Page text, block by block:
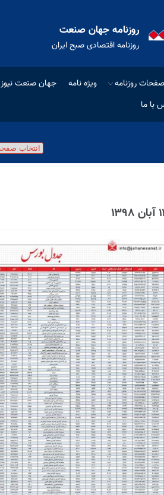
روزنامه جهان صنعت
روزنامه اقتصادی صبح ایران
صفحات روزنامه ویژه نامه جهان صنعت نیوز
با ما